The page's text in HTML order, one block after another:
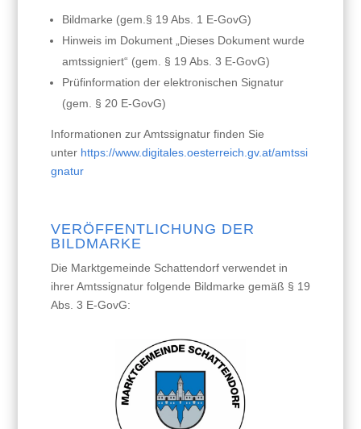
Bildmarke (gem.§ 19 Abs. 1 E-GovG)
Hinweis im Dokument „Dieses Dokument wurde
amtssigniert“ (gem. § 19 Abs. 3 E-GovG)
Prüfinformation der elektronischen Signatur
(gem. § 20 E-GovG)
Informationen zur Amtssignatur finden Sie
unter https://www.digitales.oesterreich.gv.at/amtssi
gnatur
VERÖFFENTLICHUNG DER
BILDMARKE
Die Marktgemeinde Schattendorf verwendet in
ihrer Amtssignatur folgende Bildmarke gemäß § 19
Abs. 3 E-GovG: